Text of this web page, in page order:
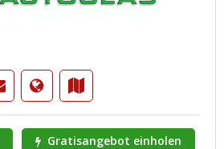
Gratisangebot einholen